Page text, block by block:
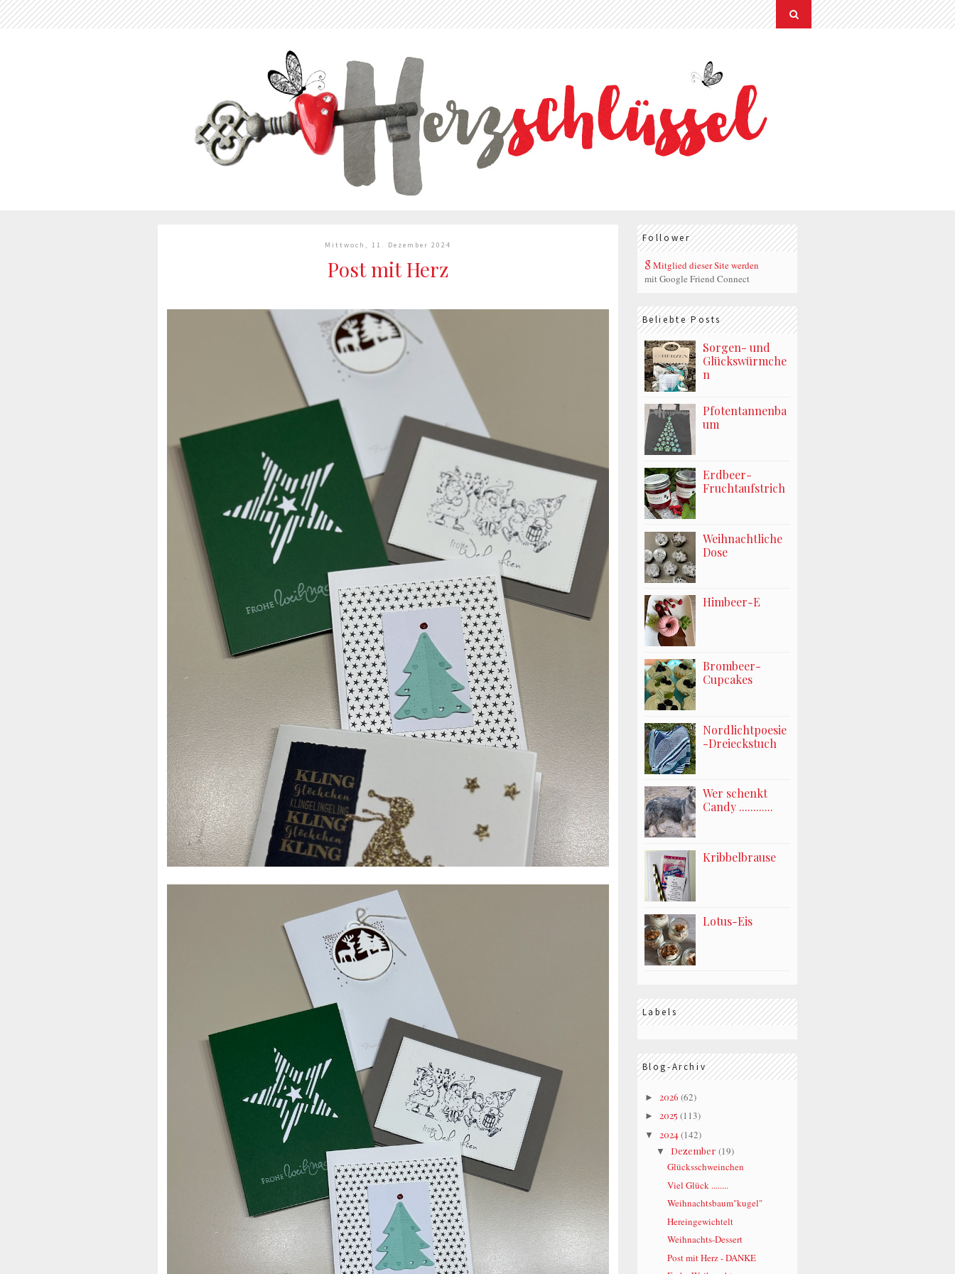
Mittwoch, 11. Dezember 2024
Post mit Herz
Follower
Mitglied dieser Site werden
mit Google Friend Connect
Beliebte Posts
Sorgen- und
Glückswürmche
n
Pfotentannenba
um
Erdbeer-
Fruchtaufstrich
Weihnachtliche
Dose
Himbeer-E
Brombeer-
Cupcakes
Nordlichtpoesie
-Dreieckstuch
Wer schenkt
Candy ............
Kribbelbrause
Lotus-Eis
Labels
Blog-Archiv
► 2026 (62)
► 2025 (113)
▼ 2024(142)
▼ Dezember (19)
Glücksschweinchen
Viel Glück ........
Weihnachtsbaum"kugel"
Hereingewichtelt
Weihnachts-Dessert
Post mit Herz - DANKE